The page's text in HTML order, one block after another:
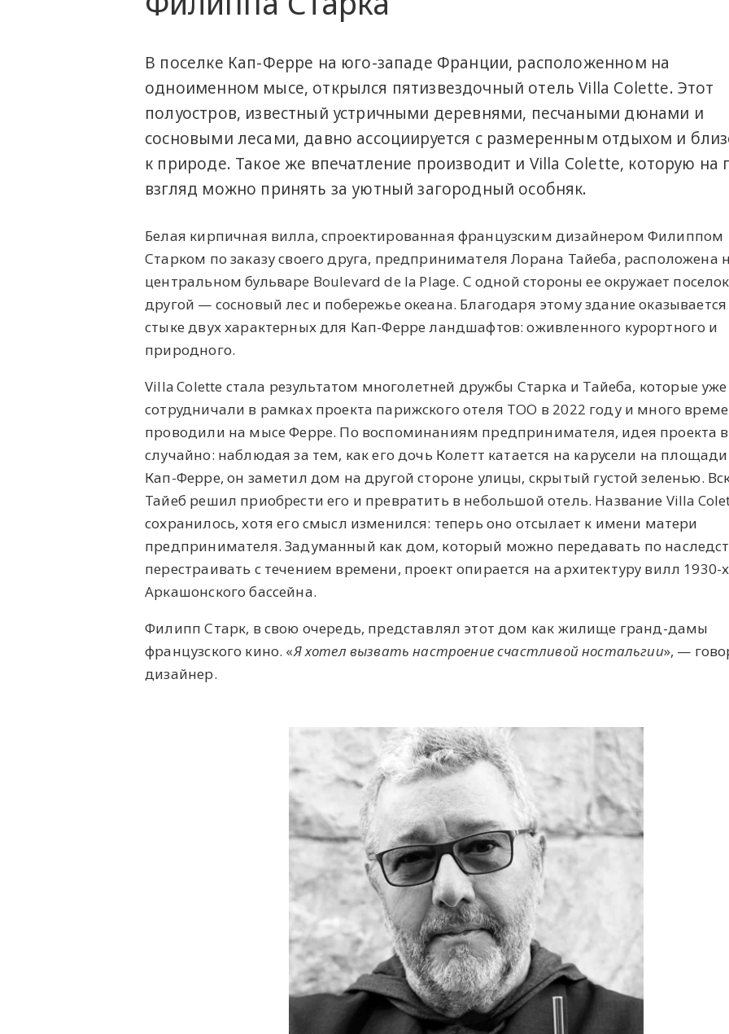
В поселке Кап-Ферре на юго-западе Франции, расположенном на
одноименном мысе, открылся пятизвездочный отель Villa Colette. Этот
полуостров, известный устричными деревнями, песчаными дюнами и
сосновыми лесами, давно ассоциируется с размеренным отдыхом и
к природе. Такое же впечатление производит и Villa Colette, которую на
взгляд можно принять за уютный загородный особняк.
Белая кирпичная вилла, спроектированная французским дизайнером Филиппом
Старком по заказу своего друга, предпринимателя Лорана Тайеба, расположена
центральном бульваре Boulevard de la Plage. С одной стороны ее окружает
другой — сосновый лес и побережье океана. Благодаря этому здание оказывается
стыке двух характерных для Кап-Ферре ландшафтов: оживленного курортного и
природного.
Villa Colette стала результатом многолетней дружбы Старка и Тайеба, которые уже
сотрудничали в рамках проекта парижского отеля TOO в 2022 году и много
проводили на мысе Ферре. По воспоминаниям предпринимателя, идея проекта
случайно: наблюдая за тем, как его дочь Колетт катается на карусели на
Кап-Ферре, он заметил дом на другой стороне улицы, скрытый густой зеленью.
Тайеб решил приобрести его и превратить в небольшой отель. Название Villa
сохранилось, хотя его смысл изменился: теперь оно отсылает к имени матери
предпринимателя. Задуманный как дом, который можно передавать по
перестраивать с течением времени, проект опирается на архитектуру вилл 1930-
Аркашонского бассейна.
Филипп Старк, в свою очередь, представлял этот дом как жилище гранд-дамы
французского кино. «Я хотел вызвать настроение счастливой ностальгии», —
дизайнер.